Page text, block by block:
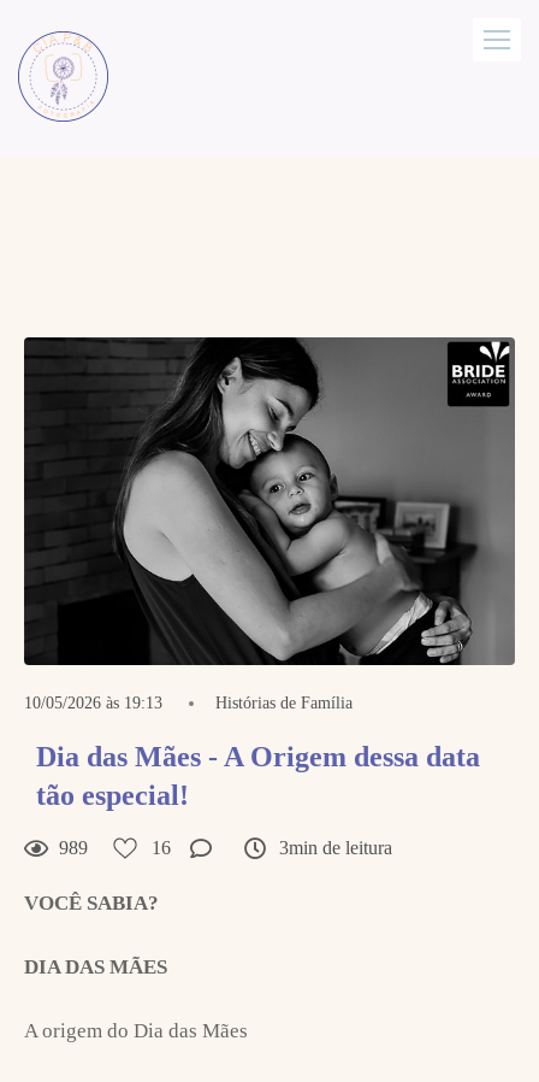
10/05/2026 às 19:13 Histórias de Família
Dia das Mães - A Origem dessa data
tão especial!
989 16 3min de leitura
VOCÊ SABIA?
DIA DAS MÃES
A origem do Dia das Mães